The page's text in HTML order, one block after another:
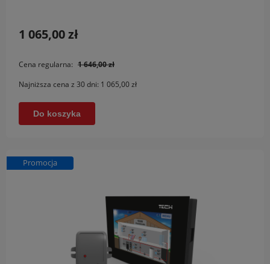
1 065,00 zł
Cena regularna: 1 646,00 zł
Najniższa cena z 30 dni: 1 065,00 zł
Do koszyka
Promocja